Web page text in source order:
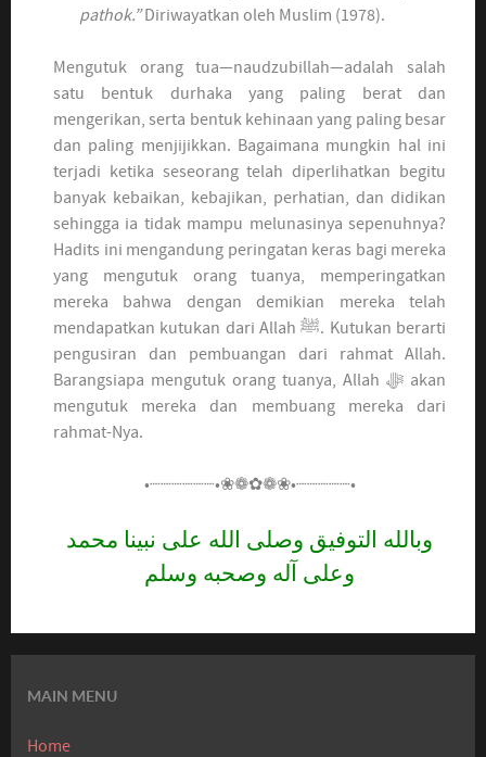
pathok.”Diriwayatkan oleh Muslim (1978).
Mengutuk orang tua—naudzubillah—adalah salah
satu bentuk durhaka yang paling berat dan
mengerikan, serta bentuk kehinaan yang paling besar
dan paling menjijikkan. Bagaimana mungkin hal ini
terjadi ketika seseorang telah diperlihatkan begitu
banyak kebaikan, kebajikan, perhatian, dan didikan
sehingga ia tidak mampu melunasinya sepenuhnya?
Hadits ini mengandung peringatan keras bagi mereka
yang mengutuk orang tuanya, memperingatkan
mereka bahwa dengan demikian mereka telah
mendapatkan kutukan dari Allah ﷺ. Kutukan berarti
pengusiran dan pembuangan dari rahmat Allah.
Barangsiapa mengutuk orang tuanya, Allah ﷻ akan
mengutuk mereka dan membuang mereka dari
rahmat-Nya.
•┈┈┈┈┈┈•❀❁✿❁❀•┈┈┈┈┈•
وبالله التوفيق وصلى الله على نبينا محمد
وعلى آله وصحبه وسلم
MAIN MENU
Home